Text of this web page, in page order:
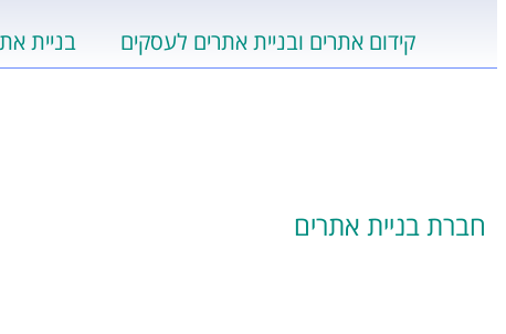
קידום אתרים ובניית אתרים לעסקים בניית
חברת בניית אתרים